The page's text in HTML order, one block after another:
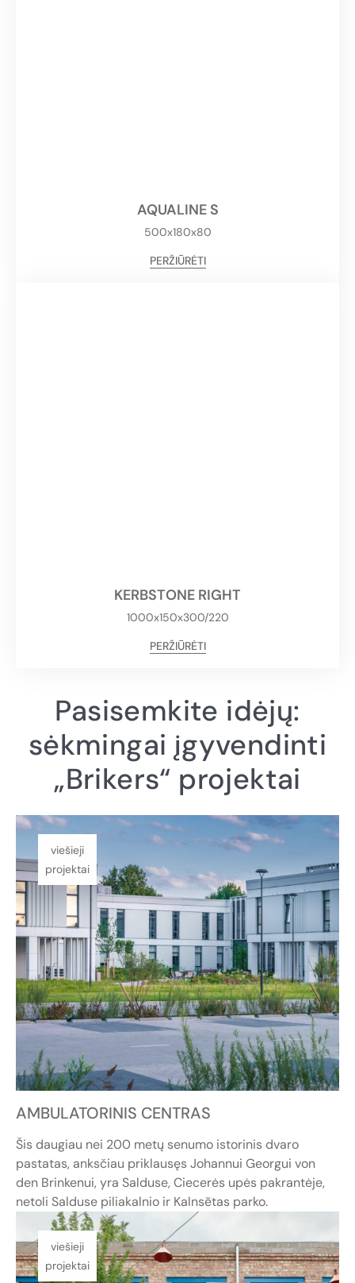
AQUALINE S
500x180x80
PERŽIŪRĖTI
KERBSTONE RIGHT
1000x150x300/220
PERŽIŪRĖTI
Pasisemkite idėjų:
sėkmingai įgyvendinti
„Brikers“ projektai
viešieji
projektai
AMBULATORINIS CENTRAS
Šis daugiau nei 200 metų senumo istorinis dvaro
pastatas, anksčiau priklausęs Johannui Georgui von
den Brinkenui, yra Salduse, Ciecerės upės pakrantėje,
netoli Salduse piliakalnio ir Kalnsētas parko.
viešieji
projektai